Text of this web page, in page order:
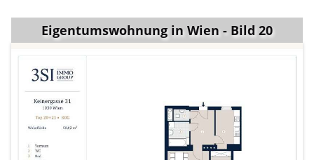
Eigentumswohnung in Wien - Bild 20